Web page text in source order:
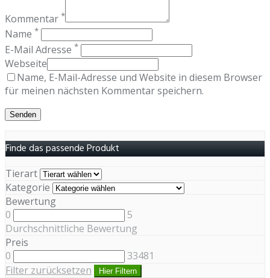
Kommentar *
Name *
E-Mail Adresse *
Webseite
Name, E-Mail-Adresse und Website in diesem Browser
für meinen nächsten Kommentar speichern.
Finde das passende Produkt
Tierart
Kategorie
Bewertung
0
5
Durchschnittliche Bewertung
Preis
0
33481
Filter zurücksetzen
Hier Filtern